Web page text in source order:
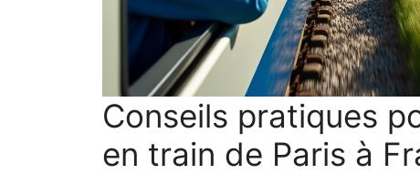
Conseils pratiques
en train de Paris à